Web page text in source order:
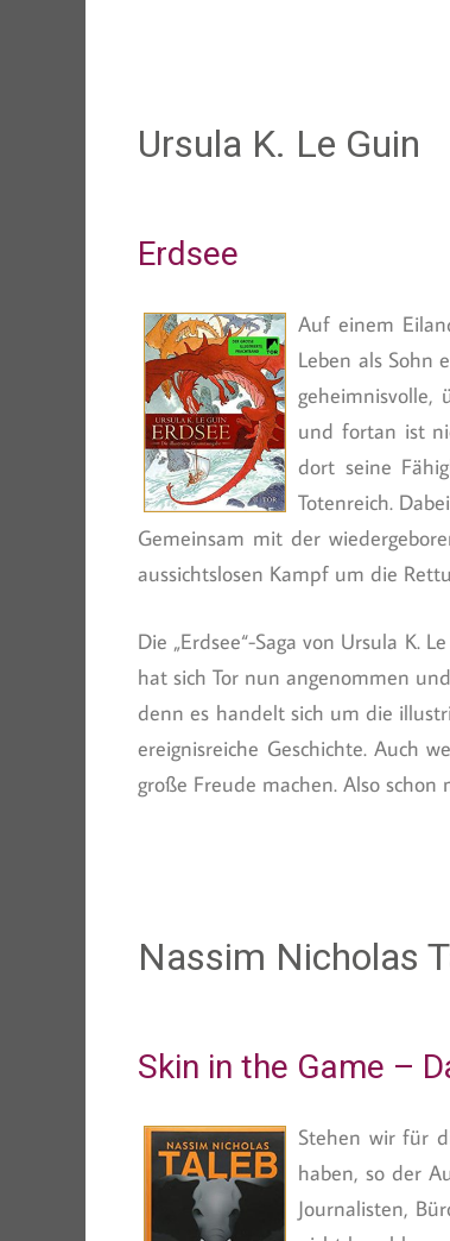
Ursula K. Le Guin
Erdsee
Auf einem
Leben als Sohn
geheimnisvolle,
und fortan ist
dort seine
Totenreich.
Gemeinsam mit der
aussichtslosen Kampf um die
Die „Erdsee“-Saga von Ursula K.
hat sich Tor nun angenommen
denn es handelt sich um die
ereignisreiche Geschichte. Auch
große Freude machen. Also
Nassim Nicholas
Skin in the Game –
Stehen wir für
haben, so der
Journalisten,